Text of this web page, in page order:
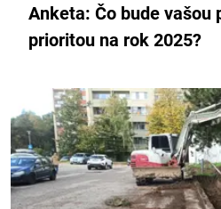
Anketa: Čo bude vašou
prioritou na rok 2025?